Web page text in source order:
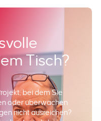
Tisch?
bei dem Sie
oder überwachen
nicht ausreichen?